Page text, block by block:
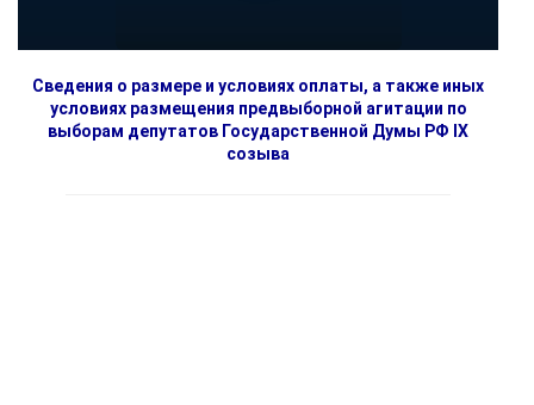
Сведения о размере и условиях оплаты, а также иных
условиях размещения предвыборной агитации по
выборам депутатов Государственной Думы РФ IX
созыва